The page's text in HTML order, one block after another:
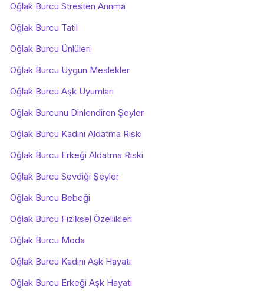
Oğlak Burcu Stresten Arınma
Oğlak Burcu Tatil
Oğlak Burcu Ünlüleri
Oğlak Burcu Uygun Meslekler
Oğlak Burcu Aşk Uyumları
Oğlak Burcunu Dinlendiren Şeyler
Oğlak Burcu Kadını Aldatma Riski
Oğlak Burcu Erkeği Aldatma Riski
Oğlak Burcu Sevdiği Şeyler
Oğlak Burcu Bebeği
Oğlak Burcu Fiziksel Özellikleri
Oğlak Burcu Moda
Oğlak Burcu Kadını Aşk Hayatı
Oğlak Burcu Erkeği Aşk Hayatı